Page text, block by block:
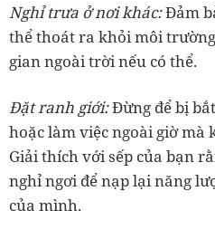
Nghỉ trưa ở nơi khác:Đảm
thể thoát ra khỏi môi
gian ngoài trời nếu có thể.
Đặt ranh giới:Đừng để bị
hoặc làm việc ngoài giờ mà
Giải thích với sếp của bạn
nghỉ ngơi để nạp lại năng
của mình.